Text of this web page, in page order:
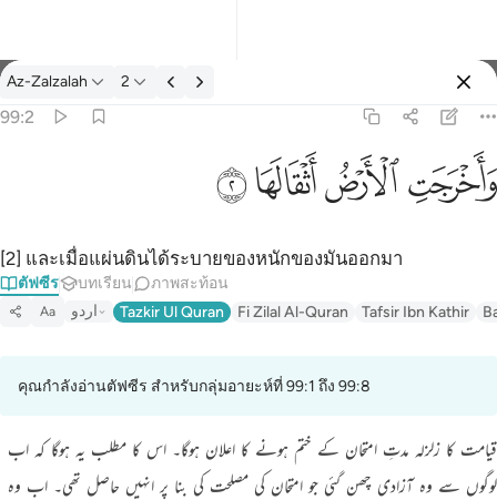
ตัฟซีร: Az-Zalzalah 99:2
Az-Zalzalah 2
99:2
ﱺﱻﱼﱽ
[2] และเมื่อแผ่นดินได้ระบายของหนักของมันออกมา
ตัฟซีร บทเรียน ภาพสะท้อน
Aa اردو Tazkir Ul Quran Fi Zilal Al-Quran Tafsir Ibn Kathir
คุณกำลังอ่านตัฟซีร สำหรับกลุ่มอายะห์ที่ 99:1 ถึง 99:8
قیامت کا زلزلہ مدتِ امتحان کے ختم ہونے کا اعلان ہوگا۔ اس کا مطلب یہ ہوگا کہ اب
لوگوں سے وہ آزادی چھن گئی جو امتحان کی مصلحت کی بنا پر انہیں حاصل تھی۔ اب وہ